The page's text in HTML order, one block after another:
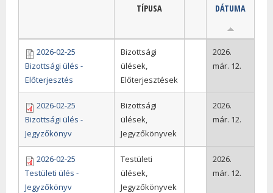
TÍPUSA
DÁTUMA
2026-02-25
Bizottsági ülés -
Előterjesztés
Bizottsági
ülések,
Előterjesztések
2026.
már. 12.
2026-02-25
Bizottsági ülés -
Jegyzőkönyv
Bizottsági
ülések,
Jegyzőkönyvek
2026.
már. 12.
2026-02-25
Testületi ülés -
Jegyzőkönyv
Testületi
ülések,
Jegyzőkönyvek
2026.
már. 12.